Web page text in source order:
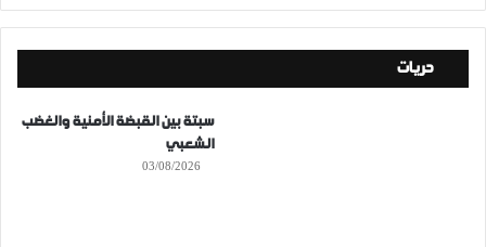
حريات
سبتة بين القبضة الأمنية والغضب
الشعبي
03/08/2026